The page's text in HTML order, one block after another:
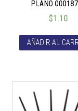
PLANO
$1.10
AÑADIR AL